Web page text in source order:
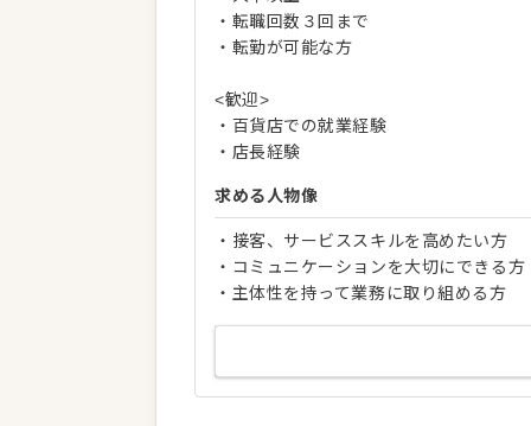
・転職回数３回まで
・転勤が可能な方
<歓迎>
・百貨店での就業経験
・店長経験
求める人物像
・接客、サービススキルを高めたい方
・コミュニケーションを大切にできる方
・主体性を持って業務に取り組める方